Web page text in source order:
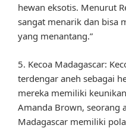
hewan eksotis. Menurut
sangat menarik dan bisa
yang menantang.”
5. Kecoa Madagascar:
terdengar aneh sebagai
mereka memiliki
Amanda Brown, seorang
Madagascar memiliki